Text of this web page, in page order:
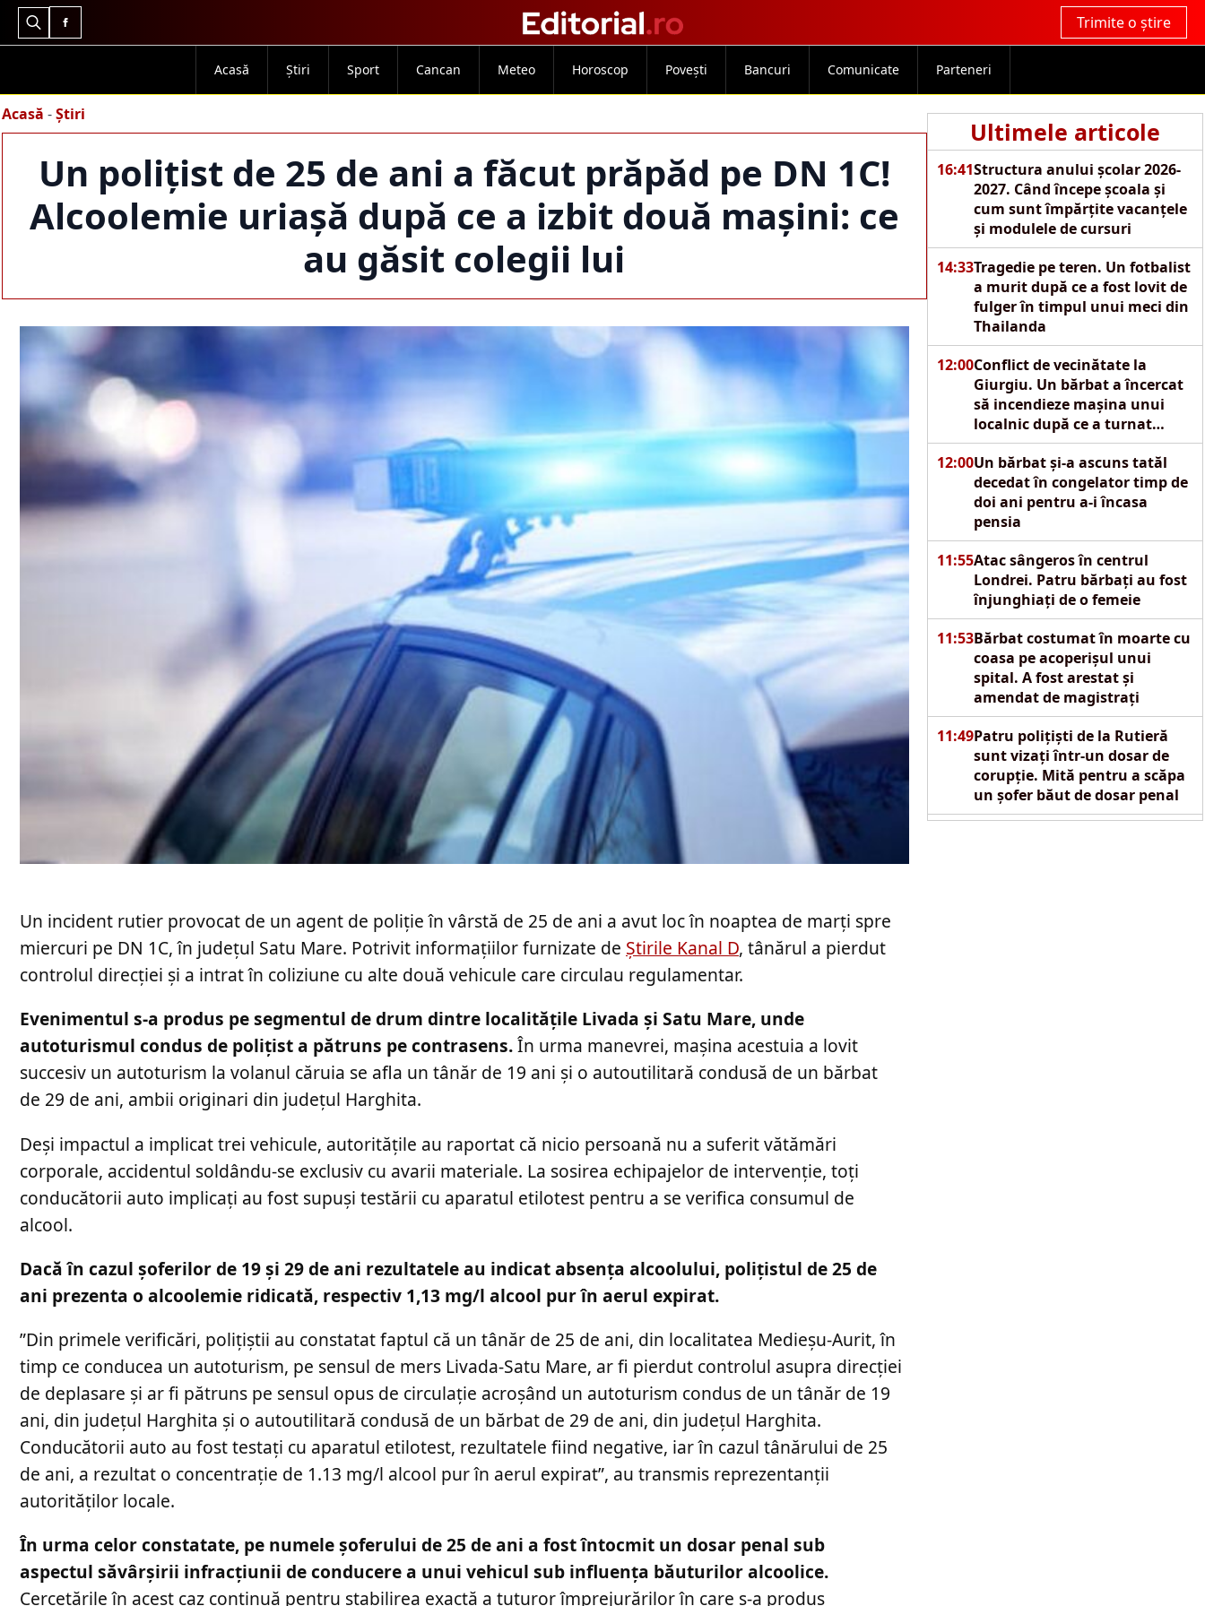
Search
Trimite o știre
Acasă Știri Sport Cancan Meteo Horoscop Povești Bancuri Comunicate Parteneri
Acasă -Știri
Un polițist de 25 de ani a făcut prăpăd pe DN 1C!
Alcoolemie uriașă după ce a izbit două mașini: ce
au găsit colegii lui
Ultimele articole
16:41Structura anului școlar 2026-
2027. Când începe școala și
cum sunt împărțite vacanțele
și modulele de cursuri
14:33Tragedie pe teren. Un fotbalist
a murit după ce a fost lovit de
fulger în timpul unui meci din
Thailanda
12:00Conflict de vecinătate la
Giurgiu. Un bărbat a încercat
să incendieze mașina unui
localnic după ce a turnat
motorină pe autoturism
12:00Un bărbat și-a ascuns tatăl
decedat în congelator timp de
doi ani pentru a-i încasa
pensia
11:55Atac sângeros în centrul
Londrei. Patru bărbați au fost
înjunghiați de o femeie
11:53Bărbat costumat în moarte cu
coasa pe acoperișul unui
spital. A fost arestat și
amendat de magistrați
11:49Patru polițiști de la Rutieră
sunt vizați într-un dosar de
corupție. Mită pentru a scăpa
un șofer băut de dosar penal
Un incident rutier provocat de un agent de poliție în vârstă de 25 de ani a avut loc în noaptea de marți spre
miercuri pe DN 1C, în județul Satu Mare. Potrivit informațiilor furnizate de Știrile Kanal D, tânărul a pierdut
controlul direcției și a intrat în coliziune cu alte două vehicule care circulau regulamentar.
Evenimentul s-a produs pe segmentul de drum dintre localitățile Livada și Satu Mare, unde
autoturismul condus de polițist a pătruns pe contrasens.În urma manevrei, mașina acestuia a lovit
succesiv un autoturism la volanul căruia se afla un tânăr de 19 ani și o autoutilitară condusă de un bărbat
de 29 de ani, ambii originari din județul Harghita.
Deși impactul a implicat trei vehicule, autoritățile au raportat că nicio persoană nu a suferit vătămări
corporale, accidentul soldându-se exclusiv cu avarii materiale. La sosirea echipajelor de intervenție, toți
conducătorii auto implicați au fost supuși testării cu aparatul etilotest pentru a se verifica consumul de
alcool.
Dacă în cazul șoferilor de 19 și 29 de ani rezultatele au indicat absența alcoolului, polițistul de 25 de
ani prezenta o alcoolemie ridicată, respectiv 1,13 mg/l alcool pur în aerul expirat.
”Din primele verificări, poliţiştii au constatat faptul că un tânăr de 25 de ani, din localitatea Medieşu-Aurit, în
timp ce conducea un autoturism, pe sensul de mers Livada-Satu Mare, ar fi pierdut controlul asupra direcţiei
de deplasare şi ar fi pătruns pe sensul opus de circulaţie acroşând un autoturism condus de un tânăr de 19
ani, din judeţul Harghita şi o autoutilitară condusă de un bărbat de 29 de ani, din judeţul Harghita.
Conducătorii auto au fost testaţi cu aparatul etilotest, rezultatele fiind negative, iar în cazul tânărului de 25
de ani, a rezultat o concentraţie de 1.13 mg/l alcool pur în aerul expirat”, au transmis reprezentanții
autorităților locale.
În urma celor constatate, pe numele șoferului de 25 de ani a fost întocmit un dosar penal sub
aspectul săvârşirii infracţiunii de conducere a unui vehicul sub influenţa băuturilor alcoolice.
Cercetările în acest caz continuă pentru stabilirea exactă a tuturor împrejurărilor în care s-a produs